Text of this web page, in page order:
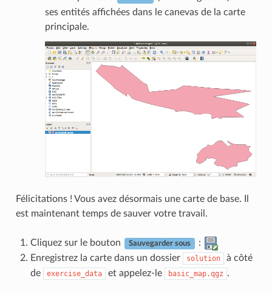
ses entités affichées dans le canevas de la carte
principale.
Félicitations ! Vous avez désormais une carte de base. Il
est maintenant temps de sauver votre travail.
Cliquez sur le bouton Sauvegarder sous
:
Enregistrez la carte dans un dossier
solution
à côté
de
exercise_data et appelez-le basic_map.qgz .